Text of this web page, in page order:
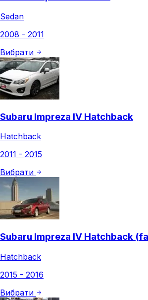
Sedan
2008 - 2011
Вибрати
Subaru Impreza IV Hatchback
Hatchback
2011 - 2015
Вибрати
Subaru Impreza IV Hatchback
Hatchback
2015 - 2016
Вибрати